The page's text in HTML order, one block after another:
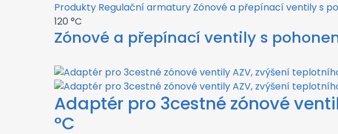
Produkty Regulační armatury Zónové a přepínací ventily s
120 °C
Zónové a přepínací ventily s
Adaptér pro 3cestné zónové
°C